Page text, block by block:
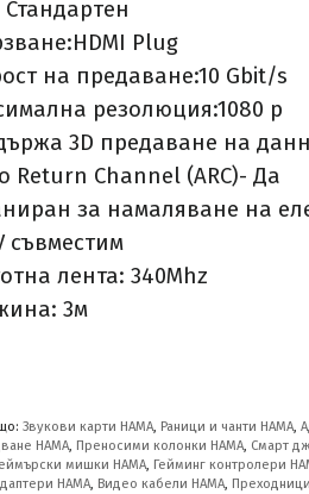
Plug
на предаване:10 Gbit/s
резолюция:1080 p
3D предаване на
Return Channel (ARC)- Да
за намаляване на
съвместим
лента: 340Mhz
3м
Звукови карти HAMA, Раници и чанти HAMA,
HAMA, Преносими колонки HAMA, Смарт
мишки HAMA, Гейминг контролери
HAMA, Видео кабели HAMA,